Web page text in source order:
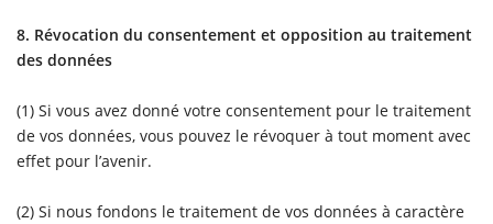
8. Révocation du consentement et opposition au traitement
des données
(1) Si vous avez donné votre consentement pour le traitement
de vos données, vous pouvez le révoquer à tout moment avec
effet pour l’avenir.
(2) Si nous fondons le traitement de vos données à caractère